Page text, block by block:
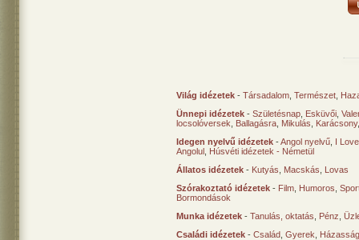
Világ idézetek - Társadalom Természet
Ünnepi idézetek - Születésnap Esküvői
locsolóversek
Ballagásra Mikulás Karácsony
Idegen nyelvű idézetek -Angol nyelvű I
Angolul Húsvéti idézetek - Németül
Állatos idézetek - Kutyás Macskás
Lovas
Szórakoztató idézetek - Film Humoros
Bormondások
Munka idézetek - Tanulás, oktatás Pénz
Családi idézetek - Család Gyerek